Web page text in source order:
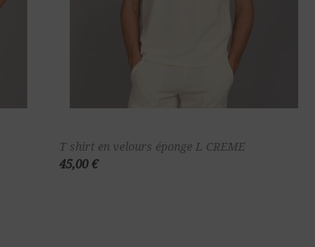
Ajouter au
T shirt en velours éponge L CREME
45,00 €